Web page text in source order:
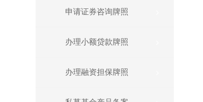
申请证券咨询牌照
办理小额贷款牌照
办理融资担保牌照